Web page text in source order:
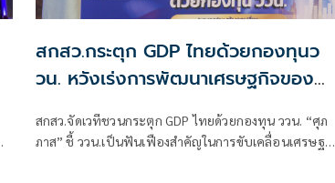
สกสว.กระตุก GDP ไทยด้วยกองทุนว
วน. หวังเร่งการพัฒนาเศรษฐกิจของ
สกสว.จัดเวทีชวนกระตุก GDP ไทยด้วยกองทุน ววน. “ศุภ
ภาส” ชี้ ววน.เป็นฟันเฟืองสำคัญในการขับเคลื่อนเศรษฐกิจ